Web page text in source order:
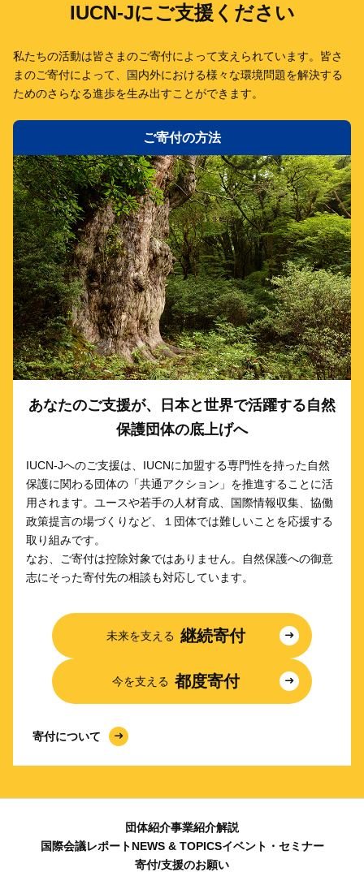
IUCN-Jにご支援ください
私たちの活動は皆さまのご寄付によって支えられています。 皆さ
まのご寄付によって、国内外における様々な環境問題を解決する
ためのさらなる進歩を生み出すことができます。
ご寄付の方法
あなたのご支援が、日本と世界で活躍する自然
保護団体の底上げへ
IUCN-Jへのご支援は、IUCNに加盟する専門性を持った自然
保護に関わる団体の「共通アクション」を推進することに活
用されます。ユースや若手の人材育成、国際情報収集、協働
政策提言の場づくりなど、１団体では難しいことを応援する
取り組みです。
なお、ご寄付は控除対象ではありません。自然保護への御意
志にそった寄付先の相談も対応しています。
未来を支える 継続寄付
今を支える 都度寄付
寄付について
団体紹介事業紹介解説
国際会議レポートNEWS & TOPICSイベント・セミナー
寄付/支援のお願い